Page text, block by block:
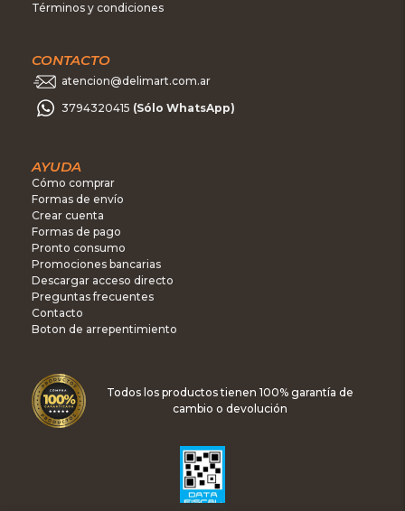
Términos y condiciones
CONTACTO
atencion@delimart.com.ar
3794320415 (Sólo WhatsApp)
AYUDA
Cómo comprar
Formas de envío
Crear cuenta
Formas de pago
Pronto consumo
Promociones bancarias
Descargar acceso directo
Preguntas frecuentes
Contacto
Boton de arrepentimiento
Todos los productos tienen 100% garantía de
cambio o devolución